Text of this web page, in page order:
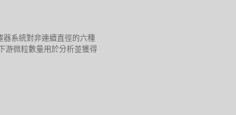
器系統對非連續直徑的六種
游微粒數量用於分析並獲得